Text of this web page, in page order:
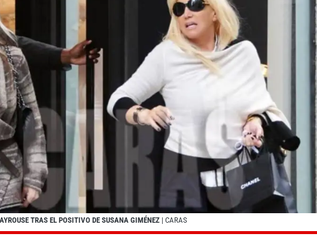
TRAS EL POSITIVO DE SUSANA GIMÉNEZ | CARAS